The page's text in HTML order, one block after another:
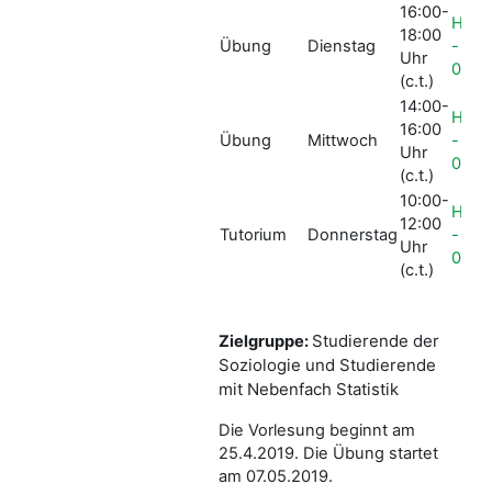
Übung Dienstag
16:00-
18:00
Uhr
(c.t.)
HGB
- E
004
Übung Mittwoch
14:00-
16:00
Uhr
(c.t.)
HGB
- E
004
Tutorium Donnerstag
10:00-
12:00
Uhr
(c.t.)
HGB
- E
004
Zielgruppe: Studierende der
Soziologie und Studierende
mit Nebenfach Statistik
Die Vorlesung beginnt am
25.4.2019. Die Übung startet
am 07.05.2019.